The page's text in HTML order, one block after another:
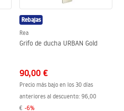
Rebajas
Rea
Grifo de ducha URBAN Gold
90,00 €
Precio más bajo en los 30 días
anteriores al descuento: 96,00
€ -6%